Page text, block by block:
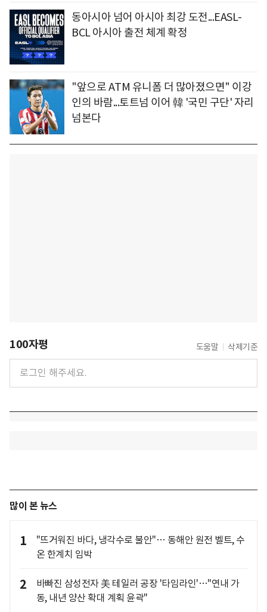
동아시아 넘어 아시아 최강 도전...EASL-
BCL 아시아 출전 체계 확정
"앞으로 ATM 유니폼 더 많아졌으면" 이강
인의 바람...토트넘 이어 韓 '국민 구단' 자리
넘본다
100자평 도움말 삭제기준
많이 본 뉴스
1
"뜨거워진 바다, 냉각수로 불안"… 동해안 원전 벨트, 수
온 한계치 임박
2
바빠진 삼성전자 美 테일러 공장 '타임라인'…"연내 가
동, 내년 양산 확대 계획 윤곽"